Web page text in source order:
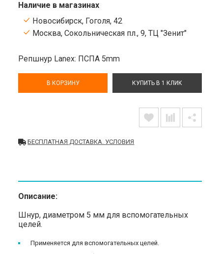
Наличие в магазинах
Новосибирск, Гоголя, 42
Москва, Сокольническая пл., 9, ТЦ "Зенит"
Репшнур Lanex: ПСПА 5mm
В КОРЗИНУ КУПИТЬ В 1 КЛИК
БЕСПЛАТНАЯ ДОСТАВКА. УСЛОВИЯ
Описание:
Шнур, диаметром 5 мм для вспомогательных
целей.
Применяется для вспомогательных целей.